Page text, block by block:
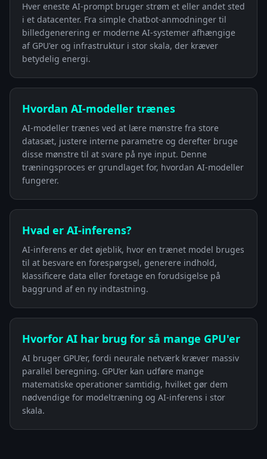
Hver eneste AI-prompt bruger strøm et eller andet sted
i et datacenter. Fra simple chatbot-anmodninger til
billedgenerering er moderne AI-systemer afhængige
af GPU'er og infrastruktur i stor skala, der kræver
betydelig energi.
Hvordan AI-modeller trænes
AI-modeller trænes ved at lære mønstre fra store
datasæt, justere interne parametre og derefter bruge
disse mønstre til at svare på nye input. Denne
træningsproces er grundlaget for, hvordan AI-modeller
fungerer.
Hvad er AI-inferens?
AI-inferens er det øjeblik, hvor en trænet model bruges
til at besvare en forespørgsel, generere indhold,
klassificere data eller foretage en forudsigelse på
baggrund af en ny indtastning.
Hvorfor AI har brug for så mange GPU'er
AI bruger GPU’er, fordi neurale netværk kræver massiv
parallel beregning. GPU’er kan udføre mange
matematiske operationer samtidig, hvilket gør dem
nødvendige for modeltræning og AI-inferens i stor
skala.